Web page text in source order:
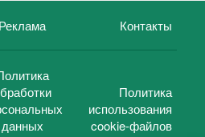
Реклама Контакты
данных
Политика
использования
cookie-файлов